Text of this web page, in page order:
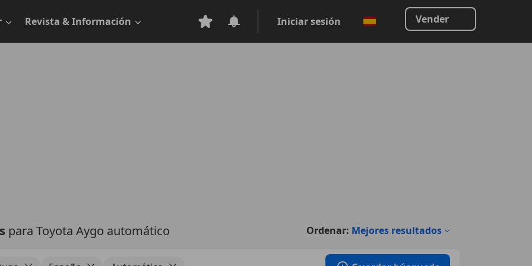
Revista & Información Iniciar sesión Vender
para Toyota Aygo automático Ordenar: Mejores resultados